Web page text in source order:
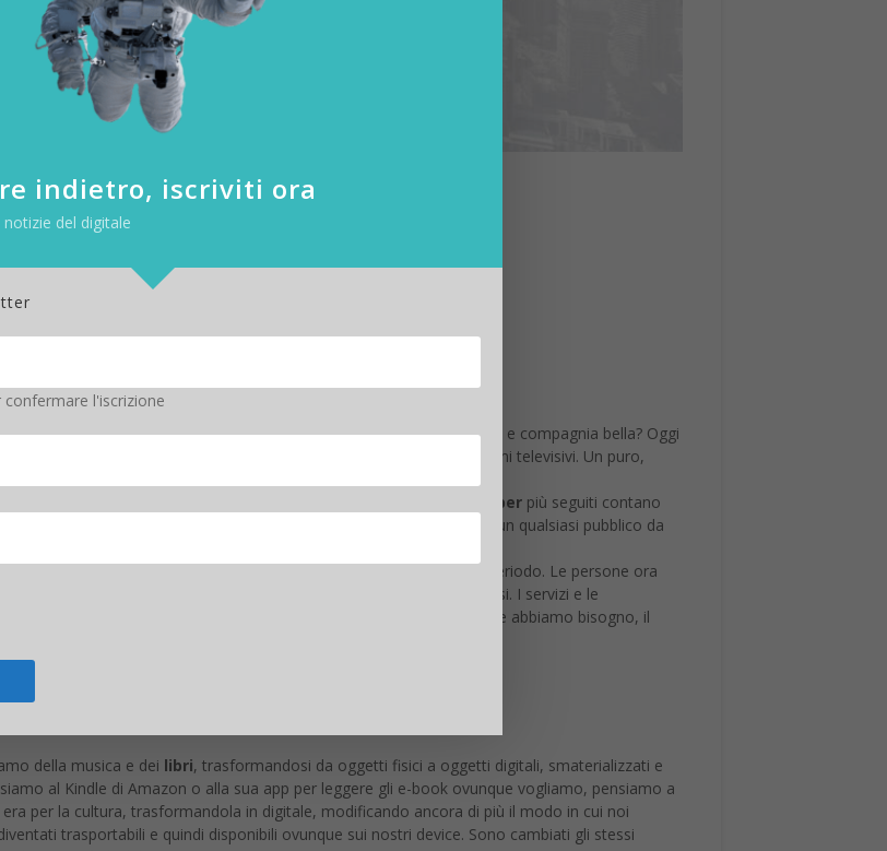
al boom dei servizi streaming come Netflix, Amazon Prime Video e compagnia bella? Oggi
quotidiane delle persone da surclassare quasi i programmi televisivi. Un puro,
mondiale tra servizi in streaming e video su YouTube. Gli
Youtuber più seguiti contano
ogni video, scrivono libri, fanno eventi, smuovono più persone di un qualsiasi pubblico da
sul web sta diventando il vero valore aggiunto di quest’ultimo periodo. Le persone ora
qualcosa su misura per loro e che sia in linea con i loro interessi. I servizi e le
mostrano ciò di cui abbiamo bisogno nel preciso momento in cui ne abbiamo bisogno, il
della musica e dei libri, trasformandosi da oggetti fisici a oggetti digitali, smaterializzati e
al Kindle di Amazon o alla sua app per leggere gli e-book ovunque vogliamo, pensiamo a
per la cultura, trasformandola in digitale, modificando ancora di più il modo in cui noi
trasportabili e quindi disponibili ovunque sui nostri device. Sono cambiati gli stessi
indietro, iscriviti ora
del digitale
l'iscrizione